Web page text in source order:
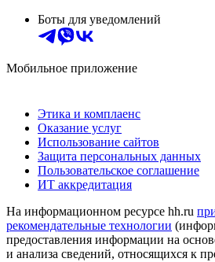
Боты для уведомлений
Мобильное приложение
Этика и комплаенс
Оказание услуг
Использование сайтов
Защита персональных данных
Пользовательское соглашение
ИТ аккредитация
На информационном ресурсе hh.ru
рекомендательные технологии
предоставления информации на
и анализа сведений, относящихся к